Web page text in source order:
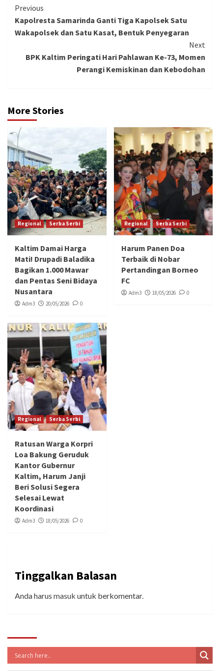
Continue
Reading
Previous
Kapolresta Samarinda Ganti Tiga Kapolsek Satu
Wakapolsek dan Satu Kasat, Bentuk Penyegaran
Next
BPK Kaltim Peringati Hari Pahlawan Ke-73, Momen
Perangi Kemiskinan dan Kebodohan
More Stories
Regional Serba Serbi
Kaltim Damai Harga
Mati! Drupadi Baladika
Bagikan 1.000 Mawar
dan Pentas Seni Bidaya
Nusantara
Adm3 20/05/2026 0
Regional Serba Serbi
Harum Panen Doa
Terbaik di Nobar
Pertandingan Borneo
FC
Adm3 18/05/2026 0
Regional Serba Serbi
Ratusan Warga Korpri
Loa Bakung Geruduk
Kantor Gubernur
Kaltim, Harum Janji
Beri Solusi Segera
Selesai Lewat
Koordinasi
Adm3 18/05/2026 0
Tinggalkan Balasan
Anda harus masuk untuk berkomentar.